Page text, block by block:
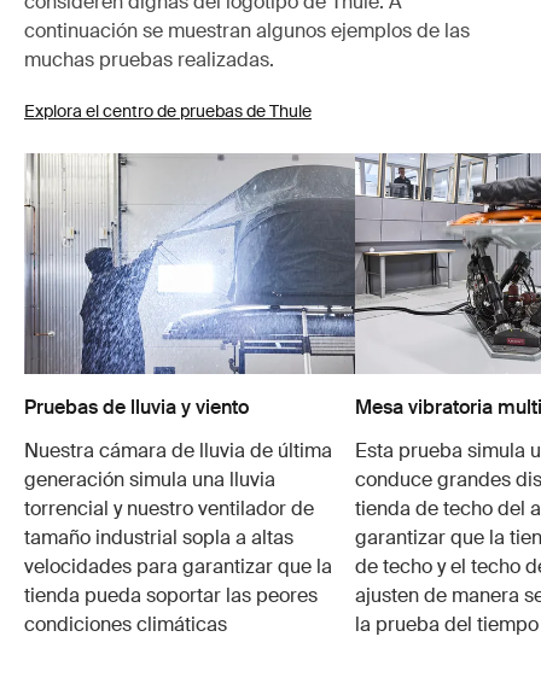
continuación se muestran algunos ejemplos de las
muchas pruebas realizadas.
Explora el centro de pruebas de Thule
Pruebas de lluvia y viento
Nuestra cámara de lluvia de última
generación simula una lluvia
torrencial y nuestro ventilador de
tamaño industrial sopla a altas
velocidades para garantizar que la
tienda pueda soportar las peores
condiciones climáticas
Mesa vibratoria
Esta prueba simula
conduce grandes
tienda de techo del
garantizar que la
de techo y el techo
ajusten de manera
la prueba del